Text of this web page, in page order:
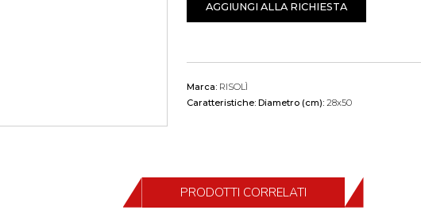
AGGIUNGI ALLA RICHIESTA
Marca: RISOLÌ
Caratteristiche: Diametro (cm): 28x50
PRODOTTI CORRELATI